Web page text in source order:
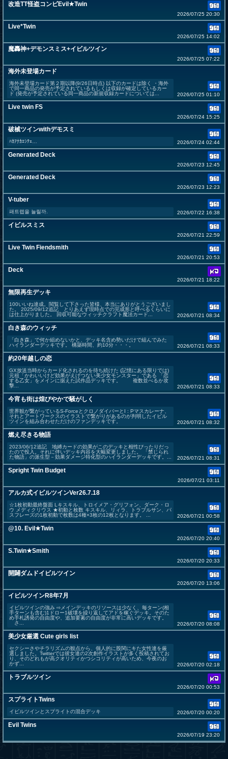
改造TT怪盗コンビEvil★Twin
2026/07/25 20:30
Live*Twin
2026/07/25 14:02
魔轟神+デモンスミス+イビルツイン
2026/07/25 07:22
海外未登場カード
海外未登場カード第２期以降(9/26日時点) 以下のカードは除く ・海外
で同一商品の発売が予定されているもしくは収録が確定しているカー
ド (発売が予定されている同一商品の新規収録カードについては...
2026/07/25 01:10
Live twin FS
2026/07/24 15:25
破械ツインwithデモスミ
ﾊｶｱﾅｶｴｼﾃｪ… 2026/07/24 02:44
Generated Deck
2026/07/23 12:45
Generated Deck
2026/07/23 12:23
V-tuber
패트랩을 늘릴까. 2026/07/22 16:38
イビルスミス
2026/07/21 22:59
Live Twin Fiendsmith
2026/07/21 20:53
Deck
2026/07/21 18:22
無限再生デッキ
100いいね達成。閲覧して下さった皆様、本当にありがとうございまし
た。 2025/09/12追記 とりあえず現時点での完成形と呼べるくらいに
は仕上がりました。 回収可能なウィッチクラフト魔法カード...
2026/07/21 08:34
白き森のウィッチ
「白き森」で何か組めないかと、デッキ名含め勢いだけで組んでみた
ハイランダーデッキです。 構築時間、約10分・・・。
2026/07/21 08:33
約20年越しの恋
GX放送当時からカード化されるのを待ち続けた (記憶にある限りでは)
元祖「かわいいけど効果がえげつない美少女モンスター」である 「恋
する乙女」をメインに据えた試作品デッキです。 複数並べるか攻
撃...
2026/07/21 08:33
今宵も街は煌びやかで騒がしく
世界観が繋がっているS-ForceとクロノダイバーとI : Pマスカレーナ、
それとアートワークスのイラストで繋がりがあるのが判明したイビル
ツインを組み合わせただけのファンデッキです。
2026/07/21 08:32
燃え尽きる物語
2023/06/12追記 地縛カードの効果がこのデッキと相性ぴったりだっ
たので投入。それに伴いデッキ内容を大幅変更しました。 「禁じられ
た物語」の派生型－効果ダメージ特化型のハイランダーデッキです。...
2026/07/21 08:31
Spright Twin Budget
2026/07/21 03:11
アルカ式イビルツインVer26.7.18
☆1枚初動最終盤面 Lキスキル、トロイメア・グリフォン、ダーク・ロ
ウ メディクリウス ★初動と枚数 キスキル、リィラ、トラブルサン、パ
スフレーズの1枚初動で枚数は4種×3枚の12枚となります。 ...
2026/07/21 00:58
@10. Evil★Twin
2026/07/20 20:40
S.Twin★Smith
2026/07/20 20:33
開闢ダムドイビルツイン
2026/07/20 13:06
イビルツインR8年7月
イビルツインの強み ⇨メインデッキのリソースは少なく、毎ターン(相
手ターンも含む)1ドロー1破壊を繰り返してアドを稼ぐデッキ。そのた
め手札誘発の自由度や、追加要素の自由度が非常に高いデッキです。
さ...
2026/07/20 08:08
美少女厳選 Cute girls list
セクシーさやチラリズムの観点から、個人的に股関にキた女性達を厳
選しました。Twitterでは彼女達の2次創作イラストが多く投稿されてお
り、そのどれもが高クオリティかつシコリティが高いため、今夜のお
かず...
2026/07/20 02:18
トラブルツイン
2026/07/20 00:53
スプライトTwins
イビルツインとスプライトの混合デッキ 2026/07/20 00:20
Evil Twins
2026/07/19 23:20